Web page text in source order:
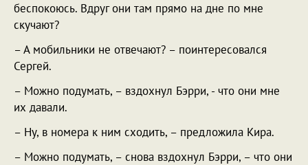
беспокоюсь. Вдруг они там прямо на дне по мне
скучают?
– А мобильники не отвечают? – поинтересовался
Сергей.
– Можно подумать, – вздохнул Бэрри, - что они мне
их давали.
– Ну, в номера к ним сходить, – предложила Кира.
– Можно подумать, – снова вздохнул Бэрри, – что они